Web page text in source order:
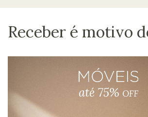
Receber é motivo